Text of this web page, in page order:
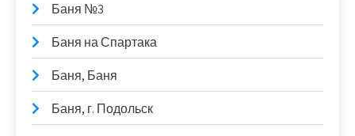
Баня №3
Баня на Спартака
Баня, Баня
Баня, г. Подольск